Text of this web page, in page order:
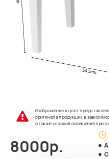
Изображения и цвет
оригинала продукции, в
а также условий освещения при
8000р.